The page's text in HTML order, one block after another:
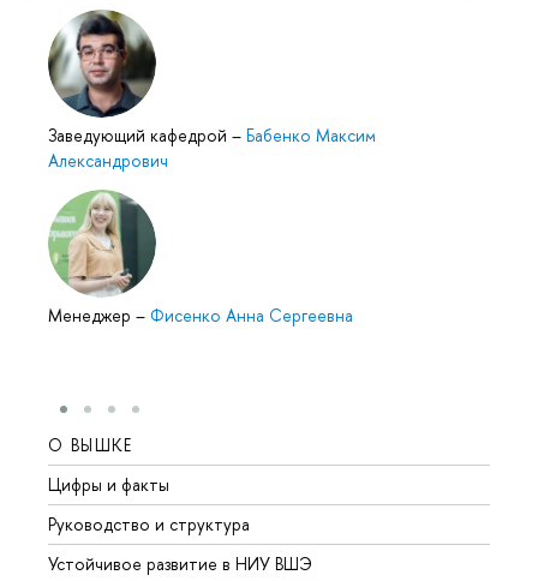
Заведующий кафедрой – Бабенко Максим
Александрович
Менеджер – Фисенко Анна Сергеевна
О ВЫШКЕ
Цифры и факты
Руководство и структура
Устойчивое развитие в НИУ ВШЭ